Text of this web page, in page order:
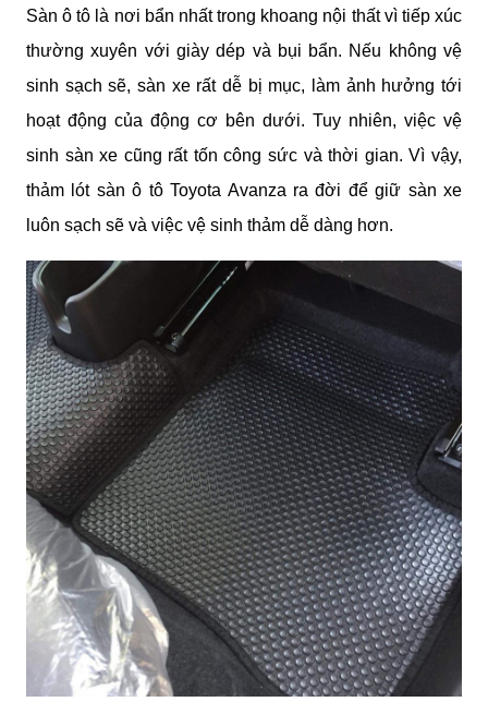
Sàn ô tô là nơi bẩn nhất trong khoang nội thất vì tiếp xúc
thường xuyên với giày dép và bụi bẩn. Nếu không vệ
sinh sạch sẽ, sàn xe rất dễ bị mục, làm ảnh hưởng tới
hoạt động của động cơ bên dưới. Tuy nhiên, việc vệ
sinh sàn xe cũng rất tốn công sức và thời gian. Vì vậy,
thảm lót sàn ô tô Toyota Avanza ra đời để giữ sàn xe
luôn sạch sẽ và việc vệ sinh thảm dễ dàng hơn.